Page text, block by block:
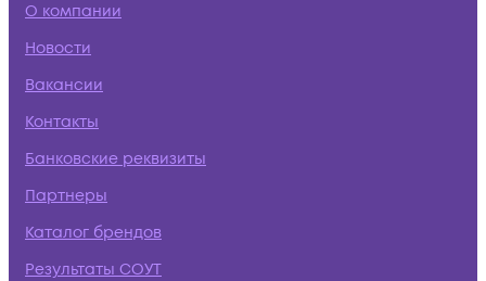
О компании
Новости
Вакансии
Контакты
Банковские реквизиты
Партнеры
Каталог брендов
Результаты СОУТ